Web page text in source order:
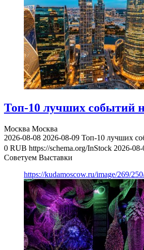
Топ-10 лучших событий
Москва Москва
2026-08-08 2026-08-09 Топ-10 лучших
0 RUB https://schema.org/InStock 2026-
Советуем Выставки
https://kudamoscow.ru/image/269/